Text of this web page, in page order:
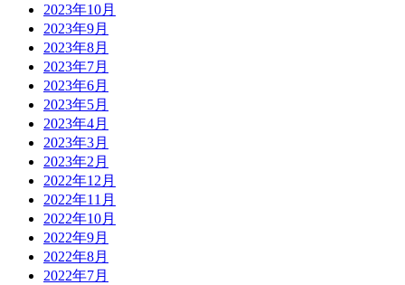
2023年10月
2023年9月
2023年8月
2023年7月
2023年6月
2023年5月
2023年4月
2023年3月
2023年2月
2022年12月
2022年11月
2022年10月
2022年9月
2022年8月
2022年7月